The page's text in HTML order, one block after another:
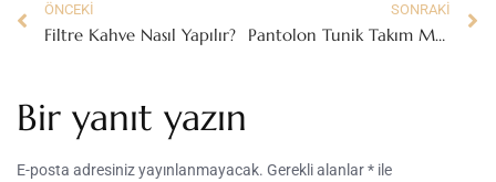
ÖNCEKI
Filtre Kahve Nasıl Yapılır?
SONRAKI
Pantolon Tunik Takım Modelleriyle Kombin Önerileri
Bir yanıt yazın
E-posta adresiniz yayınlanmayacak. Gerekli alanlar* ile